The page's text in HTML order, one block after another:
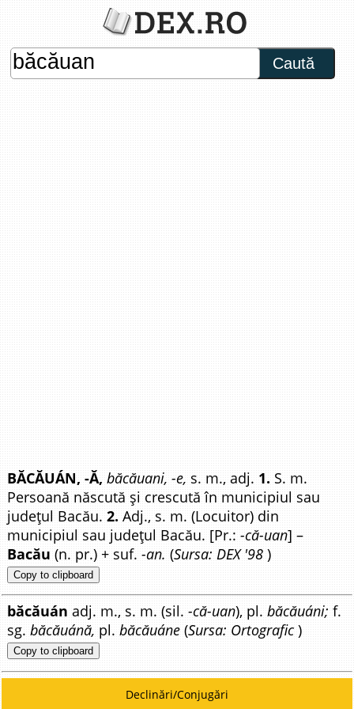
Caută
BĂCĂUÁN, -Ă, băcăuani, -e, s. m., adj. 1. S. m.
Persoană născută și crescută în municipiul sau
județul Bacău.2. Adj., s. m. (Locuitor) din
municipiul sau județul Bacău. [Pr.:-că-uan] –
Bacău (n. pr.) + suf.-an. (Sursa: DEX '98 )
Copy to clipboard
băcăuán adj. m., s. m. (sil.-că-uan), pl.băcăuáni; f.
sg.băcăuánă, pl.băcăuáne (Sursa: Ortografic )
Copy to clipboard
Declinări/Conjugări